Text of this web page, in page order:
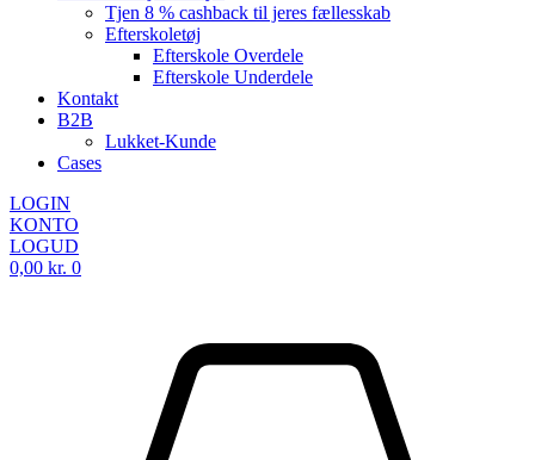
Tjen 8 % cashback til jeres fællesskab
Efterskoletøj
Efterskole Overdele
Efterskole Underdele
Kontakt
B2B
Lukket-Kunde
Cases
LOGIN
KONTO
LOGUD
0,00 kr. 0